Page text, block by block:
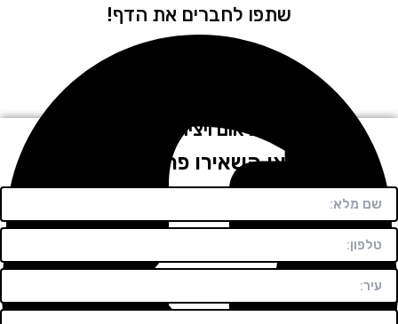
שתפו לחברים את הדף!
לתיאום ויצירת קשר
חייגו או השאירו פרטים בטופס!